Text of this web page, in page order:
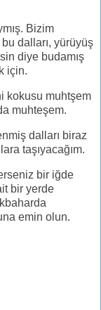
Bizim
dalları, yürüyüş
diye budamış
için.
kokusu muhtşem
muhteşem.
dalları biraz
taşıyacağım.
bir iğde
bir yerde
emin olun.